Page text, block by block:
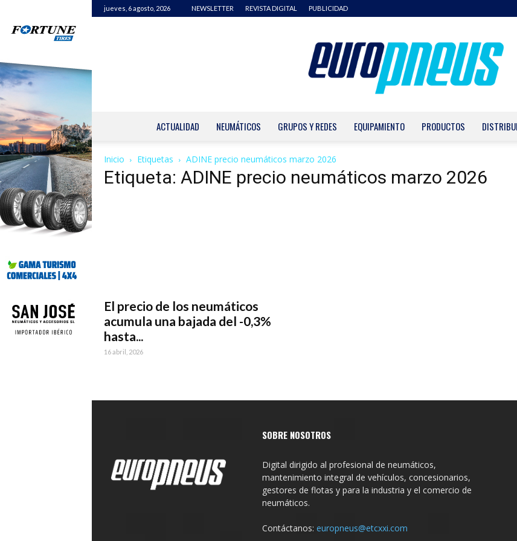
jueves, 6 agosto, 2026 NEWSLETTER REVISTA DIGITAL PUBLICIDAD
ACTUALIDAD NEUMÁTICOS GRUPOS Y REDES EQUIPAMIENTO PRODUCTOS
Inicio Etiquetas ADINE precio neumáticos marzo 2026
Etiqueta: ADINE precio neumáticos marzo 2026
El precio de los neumáticos
acumula una bajada del -0,3%
hasta...
16 abril, 2026
SOBRE NOSOTROS
Digital dirigido al profesional de neumáticos,
mantenimiento integral de vehículos, concesionarios,
gestores de flotas y para la industria y el comercio de
neumáticos.
Contáctanos: europneus@etcxxi.com